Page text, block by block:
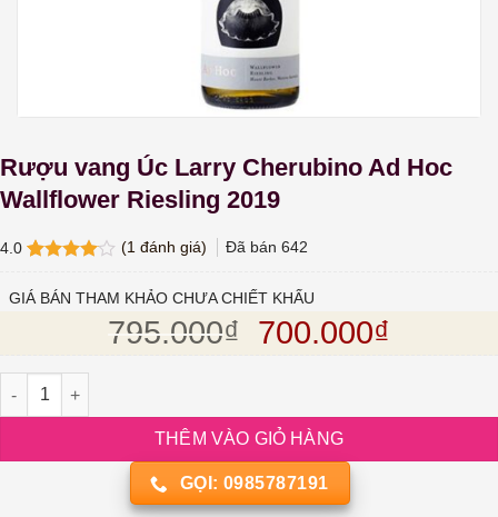
Rượu vang Úc Larry Cherubino Ad Hoc
Wallflower Riesling 2019
4.0
5 dựa
(1 đánh giá) Đã bán 642
GIÁ BÁN THAM KHẢO CHƯA CHIẾT KHẤU
795.000₫ Giá gốc là:
700.000₫
Rượu vang Úc Larry Cherubino Ad Hoc Wallflower Riesling 2019
THÊM VÀO GIỎ HÀNG
GỌI: 0985787191